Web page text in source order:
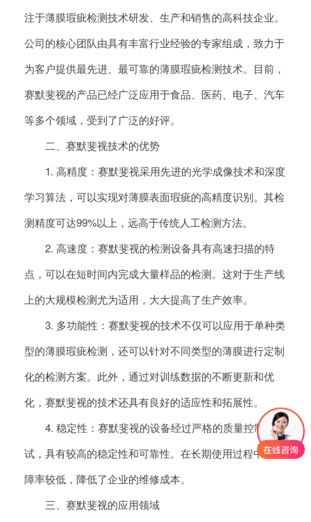
注于薄膜瑕疵检测技术研发、生产和销售的高科技企业。
公司的核心团队由具有丰富行业经验的专家组成，致力于
为客户提供最先进、最可靠的薄膜瑕疵检测技术。目前，
赛默斐视的产品已经广泛应用于食品、医药、电子、汽车
等多个领域，受到了广泛的好评。
二、赛默斐视技术的优势
1. 高精度：赛默斐视采用先进的光学成像技术和深度
学习算法，可以实现对薄膜表面瑕疵的高精度识别。其检
测精度可达99%以上，远高于传统人工检测方法。
2. 高速度：赛默斐视的检测设备具有高速扫描的特
点，可以在短时间内完成大量样品的检测。这对于生产线
上的大规模检测尤为适用，大大提高了生产效率。
3. 多功能性：赛默斐视的技术不仅可以应用于单种类
型的薄膜瑕疵检测，还可以针对不同类型的薄膜进行定制
化的检测方案。此外，通过对训练数据的不断更新和优
化，赛默斐视的技术还具有良好的适应性和拓展性。
4. 稳定性：赛默斐视的设备经过严格的质量控制和测
试，具有较高的稳定性和可靠性。在长期使用过程中，故
障率较低，降低了企业的维修成本。
三、赛默斐视的应用领域